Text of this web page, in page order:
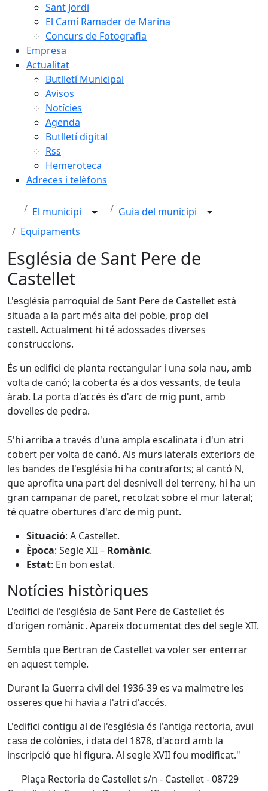
Sant Jordi
El Camí Ramader de Marina
Concurs de Fotografia
Empresa
Actualitat
Butlletí Municipal
Avisos
Notícies
Agenda
Butlletí digital
Rss
Hemeroteca
Adreces i telèfons
El municipi
Guia del municipi
Equipaments
Església de Sant Pere de
Castellet
L'església parroquial de Sant Pere de Castellet està
situada a la part més alta del poble, prop del
castell. Actualment hi té adossades diverses
construccions.
És un edifici de planta rectangular i una sola nau, amb
volta de canó; la coberta és a dos vessants, de teula
àrab. La porta d'accés és d'arc de mig punt, amb
dovelles de pedra.
S'hi arriba a través d'una ampla escalinata i d'un atri
cobert per volta de canó. Als murs laterals exteriors de
les bandes de l'església hi ha contraforts; al cantó N,
que aprofita una part del desnivell del terreny, hi ha un
gran campanar de paret, recolzat sobre el mur lateral;
té quatre obertures d'arc de mig punt.
Situació: A Castellet.
Època: Segle XII – Romànic.
Estat: En bon estat.
Notícies històriques
L'edifici de l'església de Sant Pere de Castellet és
d'origen romànic. Apareix documentat des del segle XII.
Sembla que Bertran de Castellet va voler ser enterrar
en aquest temple.
Durant la Guerra civil del 1936-39 es va malmetre les
osseres que hi havia a l'atri d'accés.
L'edifici contigu al de l'església és l'antiga rectoria, avui
casa de colònies, i data del 1878, d'acord amb la
inscripció que hi figura. Al segle XVII fou modificat."
Plaça Rectoria de Castellet s/n - Castellet - 08729